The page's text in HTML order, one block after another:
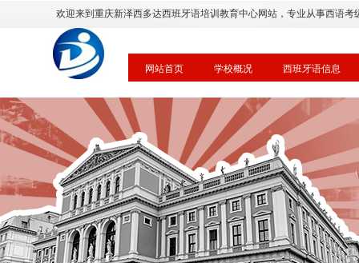
欢迎来到重庆新泽西多达西班牙语培训教育中心网站，专业从事西语考
网站首页 学校概况 西班牙语信息